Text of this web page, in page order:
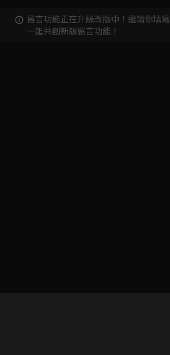
留言功能正在升級改版中！邀請你填寫
一起共創新版留言功能！